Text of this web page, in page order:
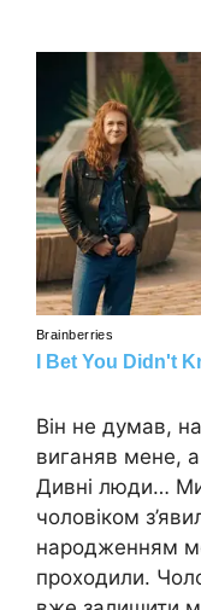
Він не думав,
виганяв мене,
Дивні люди…
чоловіком
народженням
проходили.